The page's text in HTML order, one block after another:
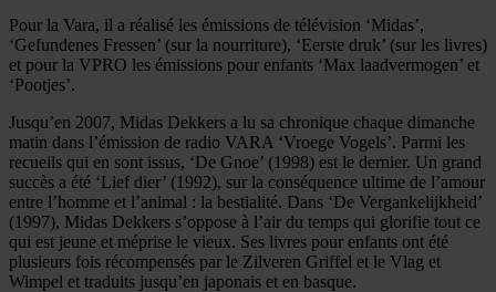
Pour la Vara, il a réalisé les émissions de télévision ‘Midas’,
‘Gefundenes Fressen’ (sur la nourriture), ‘Eerste druk’ (sur les livres)
et pour la VPRO les émissions pour enfants ‘Max laadvermogen’ et
‘Pootjes’.
Jusqu’en 2007, Midas Dekkers a lu sa chronique chaque dimanche
matin dans l’émission de radio VARA ‘Vroege Vogels’. Parmi les
recueils qui en sont issus, ‘De Gnoe’ (1998) est le dernier. Un grand
succès a été ‘Lief dier’ (1992), sur la conséquence ultime de l’amour
entre l’homme et l’animal : la bestialité. Dans ‘De Vergankelijkheid’
(1997), Midas Dekkers s’oppose à l’air du temps qui glorifie tout ce
qui est jeune et méprise le vieux. Ses livres pour enfants ont été
plusieurs fois récompensés par le Zilveren Griffel et le Vlag et
Wimpel et traduits jusqu’en japonais et en basque.